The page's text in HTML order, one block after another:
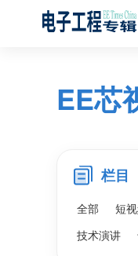
EE芯
栏目
全部 短
技术演讲